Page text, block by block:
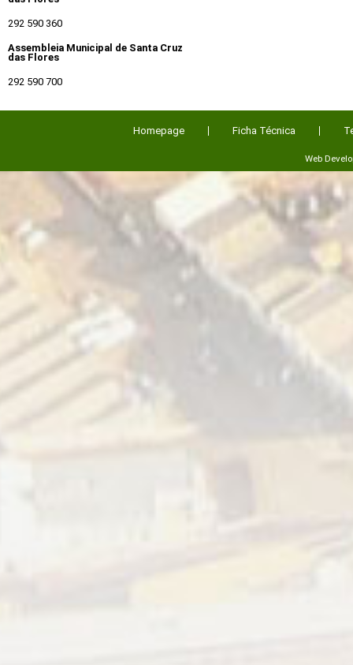
292 590 360
Assembleia Municipal de Santa Cruz
das Flores
292 590 700
Homepage Ficha Técnica
Web